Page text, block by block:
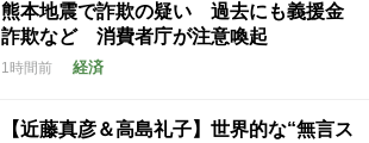
熊本地震で詐欺の疑い 過去にも義援金
詐欺など 消費者庁が注意喚起
1時間前 経済
【近藤真彦＆高島礼子】世界的な“無言ス